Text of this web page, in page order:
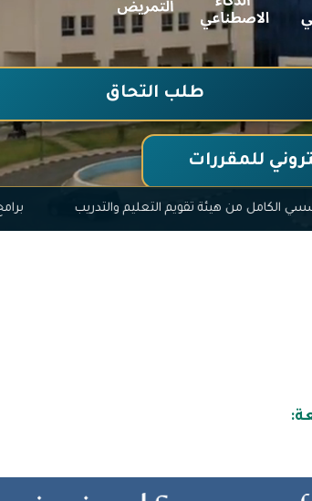
طلب التحاق
للمقررات
المؤسسي الكامل من هيئة تقويم التعليم والتدريب